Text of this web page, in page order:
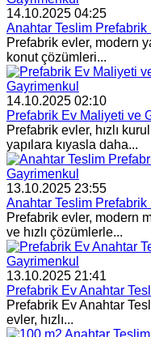
14.10.2025 04:25
Anahtar Teslim Prefabrik
Prefabrik evler, modern
konut çözümleri...
Gayrimenkul
14.10.2025 02:10
Prefabrik Ev Maliyeti ve
Prefabrik evler, hızlı
yapılara kıyasla daha...
Gayrimenkul
13.10.2025 23:55
Anahtar Teslim Prefabrik
Prefabrik evler, modern
ve hızlı çözümlerle...
Gayrimenkul
13.10.2025 21:41
Prefabrik Ev Anahtar
Prefabrik Ev Anahtar
evler, hızlı...